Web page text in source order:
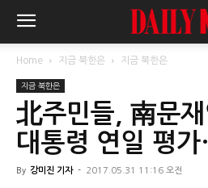
Home 지금 북한은 지금 북한은
지금 북한은
北주민들, 南문재
대통령 연일 평
By 강미진 기자 - 2017.05.31 11:16 오전